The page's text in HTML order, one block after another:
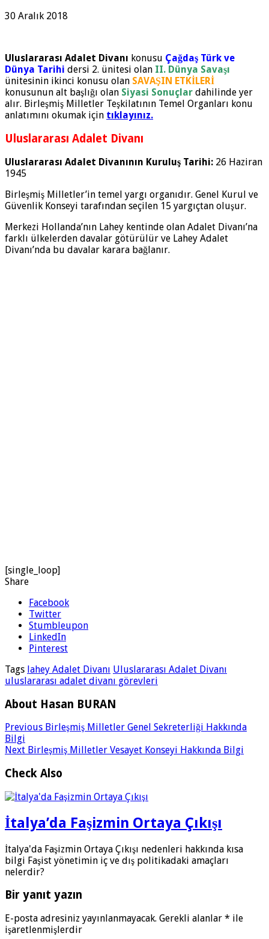
30 Aralık 2018
Uluslararası Adalet Divanı konusu Çağdaş Türk ve
Dünya Tarihi dersi 2. ünitesi olan II. Dünya Savaşı
ünitesinin ikinci konusu olan SAVAŞIN ETKİLERİ
konusunun alt başlığı olan Siyasi Sonuçlar dahilinde yer
alır. Birleşmiş Milletler Teşkilatının Temel Organları konu
anlatımını okumak için tıklayınız.
Uluslararası Adalet Divanı
Uluslararası Adalet Divanının Kuruluş Tarihi: 26 Haziran
1945
Birleşmiş Milletler’in temel yargı organıdır. Genel Kurul ve
Güvenlik Konseyi tarafından seçilen 15 yargıçtan oluşur.
Merkezi Hollanda’nın Lahey kentinde olan Adalet Divanı’na
farklı ülkelerden davalar götürülür ve Lahey Adalet
Divanı’nda bu davalar karara bağlanır.
[single_loop]
Share
Facebook
Twitter
Stumbleupon
LinkedIn
Pinterest
Tags lahey Adalet Divanı Uluslararası Adalet Divanı
uluslararası adalet divanı görevleri
About Hasan BURAN
Previous Birleşmiş Milletler Genel Sekreterliği Hakkında
Bilgi
Next Birleşmiş Milletler Vesayet Konseyi Hakkında Bilgi
Check Also
İtalya’da Faşizmin Ortaya Çıkışı
İtalya'da Faşizmin Ortaya Çıkışı nedenleri hakkında kısa
bilgi Faşist yönetimin iç ve dış politikadaki amaçları
nelerdir?
Bir yanıt yazın
E-posta adresiniz yayınlanmayacak. Gerekli alanlar * ile
işaretlenmişlerdir